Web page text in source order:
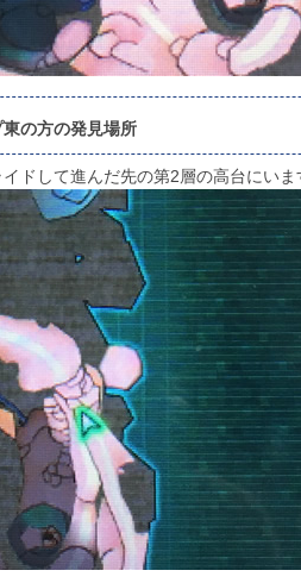
東の方の発見場所
ドして進んだ先の第2層の高台にいま